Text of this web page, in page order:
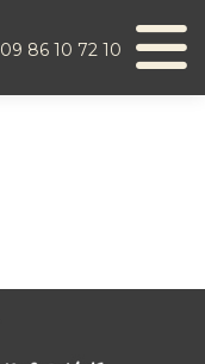
09 86 10 72 10